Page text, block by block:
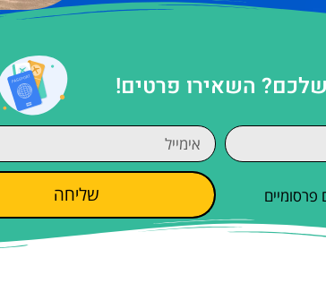
השאירו פרטים!
שליחה